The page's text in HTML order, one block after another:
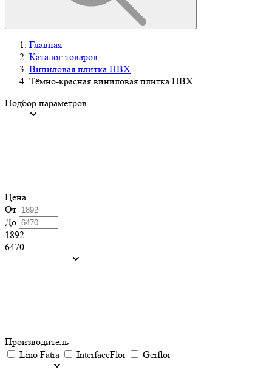
Главная
Каталог товаров
Виниловая плитка ПВХ
Тёмно-красная виниловая плитка ПВХ
Подбор параметров
Цена
От
До
1892
6470
Производитель
Lino Fatra
InterfaceFlor Gerflor